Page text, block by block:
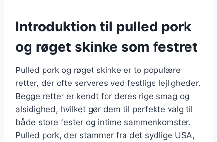
Introduktion til pulled pork
og røget skinke som festret
Pulled pork og røget skinke er to populære
retter, der ofte serveres ved festlige lejligheder.
Begge retter er kendt for deres rige smag og
alsidighed, hvilket gør dem til perfekte valg til
både store fester og intime sammenkomster.
Pulled pork, der stammer fra det sydlige USA,